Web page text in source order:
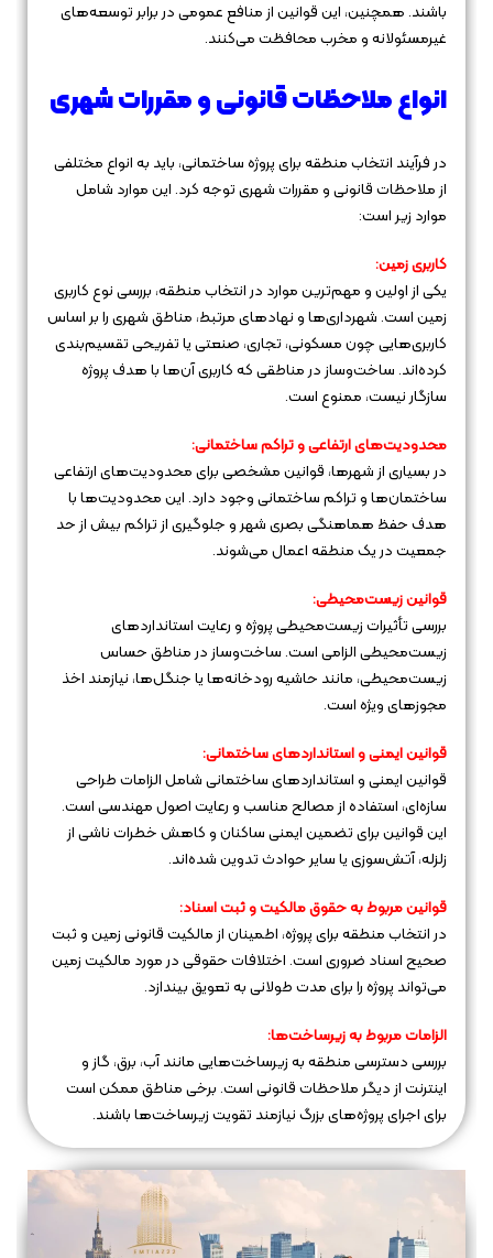
باشند. همچنین، این قوانین از منافع عمومی در برابر توسعه‌های
غیرمسئولانه و مخرب محافظت می‌کنند.
انواع ملاحظات قانونی و مقررات شهری
در فرآیند انتخاب منطقه برای پروژه ساختمانی، باید به انواع مختلفی
از ملاحظات قانونی و مقررات شهری توجه کرد. این موارد شامل
موارد زیر است:
کاربری زمین:
یکی از اولین و مهم‌ترین موارد در انتخاب منطقه، بررسی نوع کاربری
زمین است. شهرداری‌ها و نهادهای مرتبط، مناطق شهری را بر اساس
کاربری‌هایی چون مسکونی، تجاری، صنعتی یا تفریحی تقسیم‌بندی
کرده‌اند. ساخت‌وساز در مناطقی که کاربری آن‌ها با هدف پروژه
سازگار نیست، ممنوع است.
محدودیت‌های ارتفاعی و تراکم ساختمانی:
در بسیاری از شهرها، قوانین مشخصی برای محدودیت‌های ارتفاعی
ساختمان‌ها و تراکم ساختمانی وجود دارد. این محدودیت‌ها با
هدف حفظ هماهنگی بصری شهر و جلوگیری از تراکم بیش از حد
جمعیت در یک منطقه اعمال می‌شوند.
قوانین زیست‌محیطی:
بررسی تأثیرات زیست‌محیطی پروژه و رعایت استانداردهای
زیست‌محیطی الزامی است. ساخت‌وساز در مناطق حساس
زیست‌محیطی، مانند حاشیه رودخانه‌ها یا جنگل‌ها، نیازمند اخذ
مجوزهای ویژه است.
قوانین ایمنی و استانداردهای ساختمانی:
قوانین ایمنی و استانداردهای ساختمانی شامل الزامات طراحی
سازه‌ای، استفاده از مصالح مناسب و رعایت اصول مهندسی است.
این قوانین برای تضمین ایمنی ساکنان و کاهش خطرات ناشی از
زلزله، آتش‌سوزی یا سایر حوادث تدوین شده‌اند.
قوانین مربوط به حقوق مالکیت و ثبت اسناد:
در انتخاب منطقه برای پروژه، اطمینان از مالکیت قانونی زمین و ثبت
صحیح اسناد ضروری است. اختلافات حقوقی در مورد مالکیت زمین
می‌تواند پروژه را برای مدت طولانی به تعویق بیندازد.
الزامات مربوط به زیرساخت‌ها:
بررسی دسترسی منطقه به زیرساخت‌هایی مانند آب، برق، گاز و
اینترنت از دیگر ملاحظات قانونی است. برخی مناطق ممکن است
برای اجرای پروژه‌های بزرگ نیازمند تقویت زیرساخت‌ها باشند.